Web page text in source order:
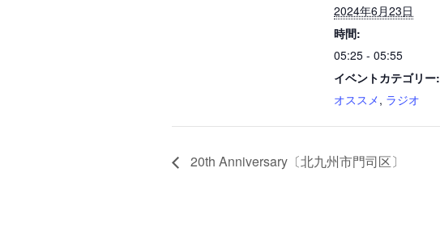
2024年6月23日
時間:
05:25 - 05:55
イベントカテゴリー:
オススメ, ラジオ
20th Anniversary〔北九州市門司区〕